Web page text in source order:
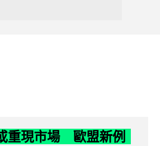
重現市場 歐盟新例